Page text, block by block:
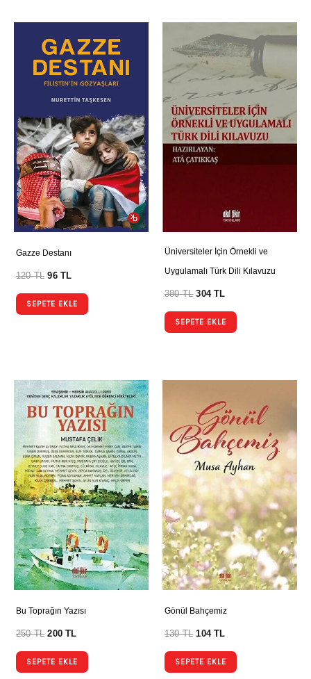
Gazze Destanı
120TL 96TL
SEPETE EKLE
Üniversiteler İçin Örnekli ve
Uygulamalı Türk Dili Kılavuzu
380TL 304TL
SEPETE EKLE
Bu Toprağın Yazısı
250TL 200TL
SEPETE EKLE
Gönül Bahçemiz
130TL 104TL
SEPETE EKLE